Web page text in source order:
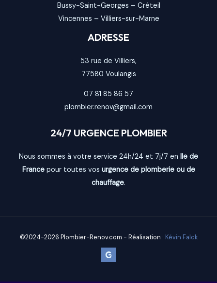
Bussy-Saint-Georges – Créteil
Vincennes – Villiers-sur-Marne
ADRESSE
53 rue de Villiers,
77580 Voulangis
07 81 85 86 57
plombier.renov@gmail.com
24/7 URGENCE PLOMBIER
Nous sommes à votre service 24h/24 et 7j/7 en Ile de
Francepour toutes vos urgence de plomberie ou de
chauffage.
©2024-2026 Plombier-Renov.com - Réalisation : Kévin Falck